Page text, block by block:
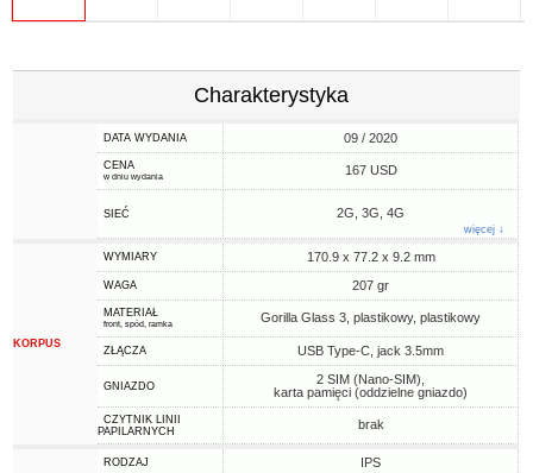
Charakterystyka
DATA WYDANIA 09 / 2020
CENA
w dniu wydania 167 USD
SIEĆ 2G, 3G, 4G
więcej ↓
KORPUS
WYMIARY 170.9 x 77.2 x 9.2 mm
WAGA 207 gr
MATERIAŁ
front, spód, ramka Gorilla Glass 3, plastikowy, plastikowy
ZŁĄCZA USB Type-C, jack 3.5mm
GNIAZDO
2 SIM (Nano-SIM),
karta pamięci (oddzielne gniazdo)
CZYTNIK LINII
PAPILARNYCH
brak
RODZAJ IPS